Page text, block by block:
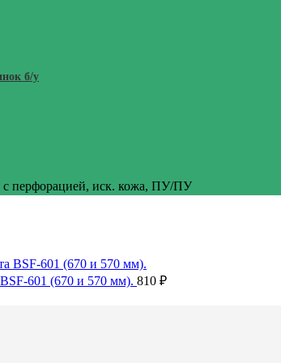
б/у
с перфорацией, иск. кожа, ПУ/ПУ
601 (670 и 570 мм). 810 ₽